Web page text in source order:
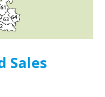
Sales